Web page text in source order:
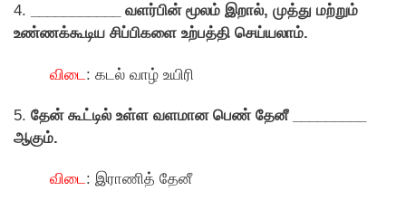
4.
___________ வளர்பின் மூலம் இறால், முத்து மற்றும்
உண்ணக்கூடிய சிப்பிகளை உற்பத்தி செய்யலாம்.
விடை : கடல் வாழ் உயிரி
5. தேன் கூட்டில் உள்ள வளமான பெண் தேனீ _________
ஆகும்.
விடை: இராணித் தேனீ